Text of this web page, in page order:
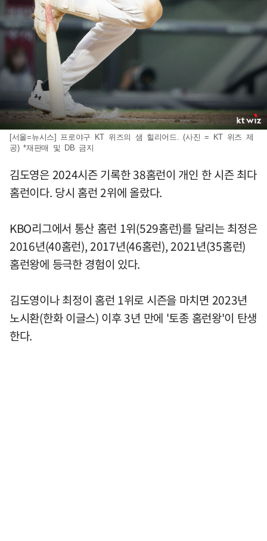
[서울=뉴시스] 프로야구 KT 위즈의 샘 힐리어드. (사진 = KT 위즈 제
공) *재판매 및 DB 금지
김도영은 2024시즌 기록한 38홈런이 개인 한 시즌 최다
홈런이다. 당시 홈런 2위에 올랐다.
KBO리그에서 통산 홈런 1위(529홈런)를 달리는 최정은
2016년(40홈런), 2017년(46홈런), 2021년(35홈런)
홈런왕에 등극한 경험이 있다.
김도영이나 최정이 홈런 1위로 시즌을 마치면 2023년
노시환(한화 이글스) 이후 3년 만에 '토종 홈런왕'이 탄생
한다.